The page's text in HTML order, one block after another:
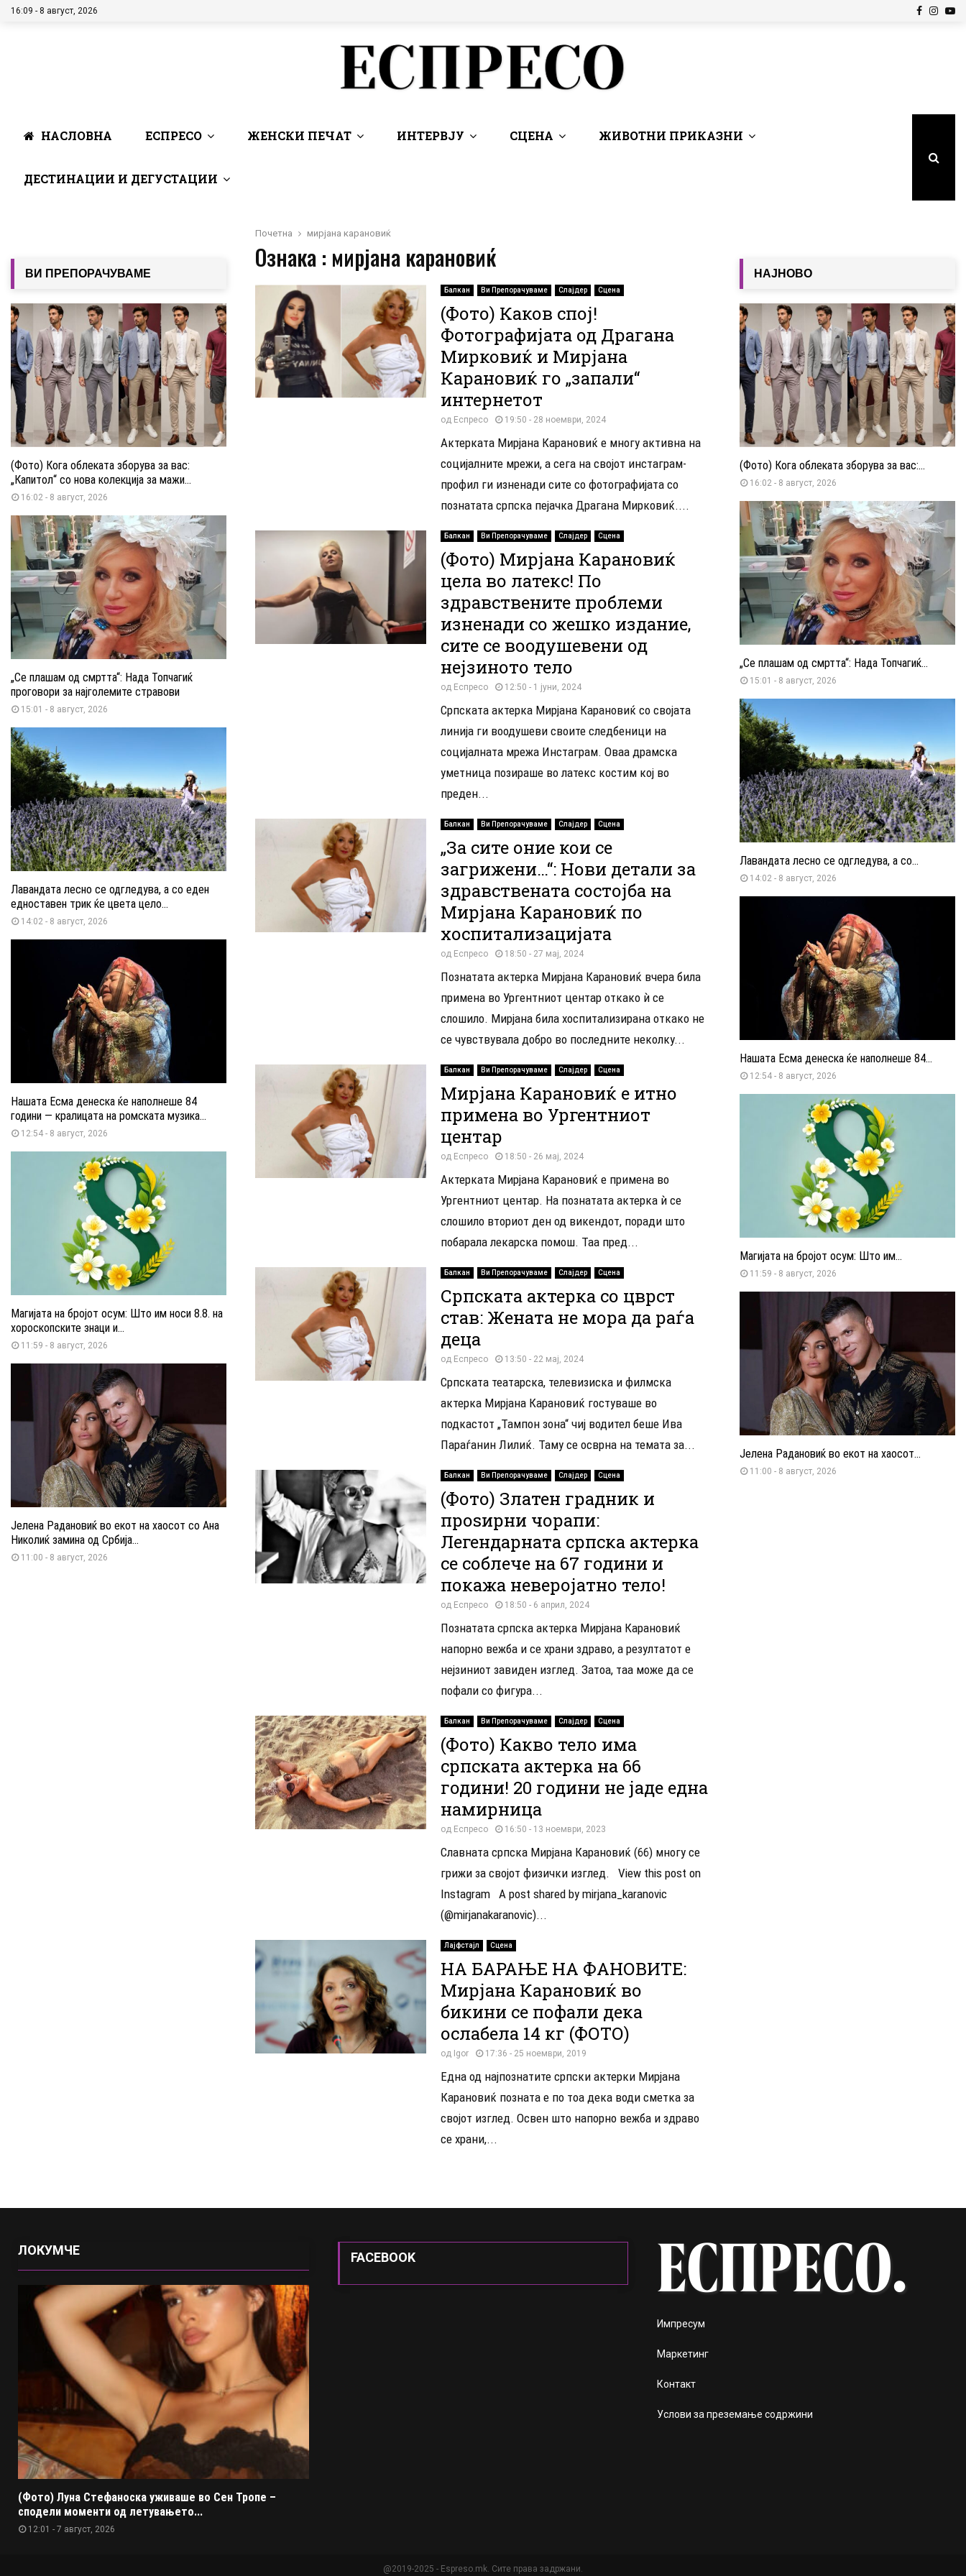
16:09 - 8 август, 2026 Facebook
НАСЛОВНА ЕСПРЕСО ЖЕНСКИ ПЕЧАТ ИНТЕРВЈУ СЦЕНА ЖИВОТНИ ПРИКАЗНИ
ДЕСТИНАЦИИ И ДЕГУСТАЦИИ
Почетна мирјана карановиќ
Ознака : мирјана карановиќ
Балкан Ви Препорачуваме Слајдер Сцена
(Фото) Каков спој!
Фотографијата од Драгана
Мирковиќ и Мирјана
Карановиќ го „запали“
интернетот
од Еспресо 19:50 - 28 ноември, 2024
Актерката Мирјана Карановиќ е многу активна на
социјалните мрежи, а сега на својот инстаграм-
профил ги изненади сите со фотографијата со
познатата српска пејачка Драгана Мирковиќ....
Балкан Ви Препорачуваме Слајдер Сцена
(Фото) Мирјана Карановиќ
цела во латекс! По
здравствените проблеми
изненади со жешко издание,
сите се воодушевени од
нејзиното тело
од Еспресо 12:50 - 1 јуни, 2024
Српската актерка Мирјана Карановиќ со својата
линија ги воодушеви своите следбеници на
социјалната мрежа Инстаграм. Оваа драмска
уметница позираше во латекс костим кој во
преден...
Балкан Ви Препорачуваме Слајдер Сцена
„За сите оние кои се
загрижени…“: Нови детали за
здравствената состојба на
Мирјана Карановиќ по
хоспитализацијата
од Еспресо 18:50 - 27 мај, 2024
Познатата актерка Мирјана Карановиќ вчера била
примена во Ургентниот центар откако ѝ се
слошило. Мирјана била хоспитализирана откако не
се чувствувала добро во последните неколку...
Балкан Ви Препорачуваме Слајдер Сцена
Мирјана Карановиќ е итно
примена во Ургентниот
центар
од Еспресо 18:50 - 26 мај, 2024
Актерката Мирјана Карановиќ е примена во
Ургентниот центар. На познатата актерка ѝ се
слошило вториот ден од викендот, поради што
побарала лекарска помош. Таа пред...
Балкан Ви Препорачуваме Слајдер Сцена
Српската актерка со цврст
став: Жената не мора да раѓа
деца
од Еспресо 13:50 - 22 мај, 2024
Српската театарска, телевизиска и филмска
актерка Мирјана Карановиќ гостуваше во
подкастот „Тампон зона“ чиј водител беше Ива
Параѓанин Лилиќ. Таму се осврна на темата за...
Балкан Ви Препорачуваме Слајдер Сцена
(Фото) Златен градник и
проѕирни чорапи:
Легендарната српска актерка
се соблече на 67 години и
покажа неверојатно тело!
од Еспресо 18:50 - 6 април, 2024
Познатата српска актерка Мирјана Карановиќ
напорно вежба и се храни здраво, а резултатот е
нејзиниот завиден изглед. Затоа, таа може да се
пофали со фигура...
Балкан Ви Препорачуваме Слајдер Сцена
(Фото) Какво тело има
српската актерка на 66
години! 20 години не јаде една
намирница
од Еспресо 16:50 - 13 ноември, 2023
Славната српска Мирјана Карановиќ (66) многу се
грижи за својот физички изглед. View this post on
Instagram A post shared by mirjana_karanovic
(@mirjanakaranovic)...
Лајфстајл Сцена
НА БАРАЊЕ НА ФАНОВИТЕ:
Мирјана Карановиќ во
бикини се пофали дека
ослабела 14 кг (ФОТО)
од Igor 17:36 - 25 ноември, 2019
Една од најпознатите српски актерки Мирјана
Карановиќ позната е по тоа дека води сметка за
својот изглед. Освен што напорно вежба и здраво
се храни,...
ВИ ПРЕПОРАЧУВАМЕ
(Фото) Кога облеката зборува за вас:
„Капитол“ со нова колекција за мажи...
16:02 - 8 август, 2026
„Се плашам од смртта“: Нада Топчагиќ
проговори за најголемите стравови
15:01 - 8 август, 2026
Лавандата лесно се одгледува, а со еден
едноставен трик ќе цвета цело...
14:02 - 8 август, 2026
Нашата Есма денеска ќе наполнеше 84
години — кралицата на ромската музика...
12:54 - 8 август, 2026
Магијата на бројот осум: Што им носи 8.8. на
хороскопските знаци и...
11:59 - 8 август, 2026
Јелена Радановиќ во екот на хаосот со Ана
Николиќ замина од Србија...
11:00 - 8 август, 2026
НАЈНОВО
(Фото) Кога облеката зборува за вас:...
16:02 - 8 август, 2026
„Се плашам од смртта“: Нада Топчагиќ...
15:01 - 8 август, 2026
Лавандата лесно се одгледува, а со...
14:02 - 8 август, 2026
Нашата Есма денеска ќе наполнеше 84...
12:54 - 8 август, 2026
Магијата на бројот осум: Што им...
11:59 - 8 август, 2026
Јелена Радановиќ во екот на хаосот...
11:00 - 8 август, 2026
ЛОКУМЧЕ
(Фото) Луна Стефаноска уживаше во Сен Тропе –
сподели моменти од летувањето...
12:01 - 7 август, 2026
FACEBOOK
Импресум
Маркетинг
Контакт
Услови за преземање содржини
@2019-2025 - Espreso.mk. Сите права задржани.